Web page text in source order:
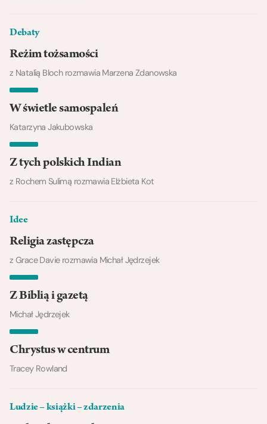
Debaty
Reżim tożsamości
z Natalią Bloch rozmawia Marzena Zdanowska
W świetle samospaleń
Katarzyna Jakubowska
Z tych polskich Indian
z Rochem Sulimą rozmawia Elżbieta Kot
Idee
Religia zastępcza
z Grace Davie rozmawia Michał Jędrzejek
Z Biblią i gazetą
Michał Jędrzejek
Chrystus w centrum
Tracey Rowland
Ludzie – książki – zdarzenia